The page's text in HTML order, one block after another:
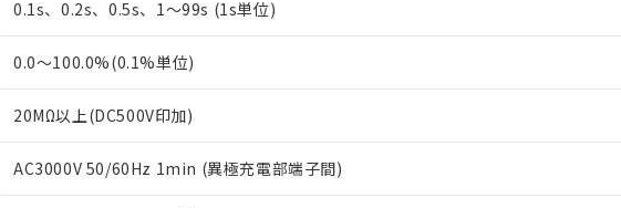
0.1s、0.2s、0.5s、1～99s (1s単位)
0.0～100.0%(0.1%単位)
20MΩ以上(DC500V印加)
AC3000V 50/60Hz 1min (異極充電部端子間)